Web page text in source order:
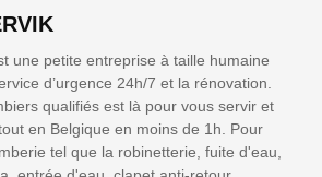
une petite entreprise à taille humaine
d’urgence 24h/7 et la rénovation.
qualifiés est là pour vous servir et
en Belgique en moins de 1h. Pour
tel que la robinetterie, fuite d'eau,